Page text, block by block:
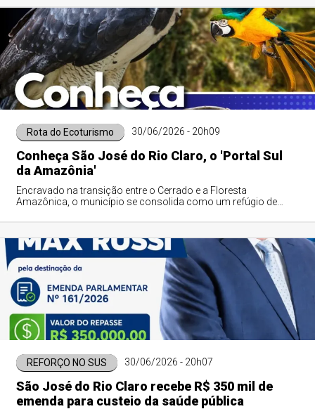
Rota do Ecoturismo 30/06/2026 - 20h09
Conheça São José do Rio Claro, o 'Portal Sul
da Amazônia'
Encravado na transição entre o Cerrado e a Floresta
Amazônica, o município se consolida como um refúgio de
REFORÇO NO SUS 30/06/2026 - 20h07
São José do Rio Claro recebe R$ 350 mil de
emenda para custeio da saúde pública